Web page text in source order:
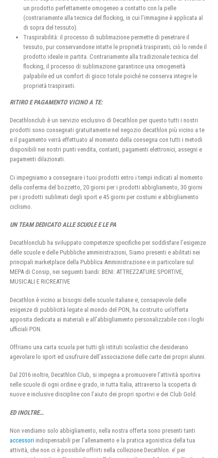
un prodotto perfettamente omogeneo a contatto con la pelle
(contrariamente alla tecnica del flocking, in cui l’immagine è applicata al
di sopra del tessuto).
Traspirabilità: il processo di sublimazione permette di penetrare il
tessuto, pur conservandone intatte le proprietà traspiranti; ciò lo rende il
prodotto ideale in partita. Contrariamente alla tradizionale tecnica del
flocking, il processo di sublimazione garantisce una omogeneità
palpabile ed un comfort di gioco totale poiché ne conserva integre le
proprietà traspiranti.
RITIRO E PAGAMENTO VICINO A TE:
Decathlonclub è un servizio esclusivo di Decathlon per questo tutti i nostri
prodotti sono consegnati gratuitamente nel negozio decathlon più vicino a te
e il pagamento verrà effettuato al momento della consegna con tutti i metodi
disponibili nei nostri punti vendita, contanti, pagamenti elettronici, assegni e
pagamenti dilazionati.
Ci impegniamo a consegnare i tuoi prodotti entro i tempi indicati al momento
della conferma del bozzetto, 20 giorni per i prodotti abbigliamento, 30 giorni
per i prodotti sublimati degli sport e 45 giorni per costumi e abbigliamento
ciclismo.
UN TEAM DEDICATO ALLE SCUOLE E LE PA
Decathlonclub ha sviluppato competenze specifiche per soddisfare l’esigenze
delle scuole e delle Pubbliche amministrazioni, Siamo presenti e abilitati nei
principali marketplace della Pubblica Amministrazione e in particolare sul
MEPA di Consip, nei seguenti bandi: BENI: ATTREZZATURE SPORTIVE,
MUSICALI E RICREATIVE
Decathlon è vicino ai bisogni delle scuole italiane e, consapevole delle
esigenze di pubblicità legate al mondo del PON, ha costruito un’offerta
apposita dedicata ai materiali e all’abbigliamento personalizzabile con i loghi
ufficiali PON.
Offriamo una carta scuola per tutti gli istituti scolastici che desiderano
agevolare lo sport ed usufruire dell’associazione delle carte dei propri alunni.
Dal 2016 inoltre, Decathlon Club, si impegna a promuovere l’attività sportiva
nelle scuole di ogni ordine e grado, in tutta Italia, attraverso la scoperta di
nuove e inclusive discipline con l’aiuto dei propri sportivi e dei Club Gold.
ED INOLTRE…
Non vendiamo solo abbigliamento, nella nostra offerta sono presenti tanti
accessori indispensabili per l’allenamento e la pratica agonistica della tua
attività, che non ci è possibile offrirti nella collezione Decathlon. e’ per